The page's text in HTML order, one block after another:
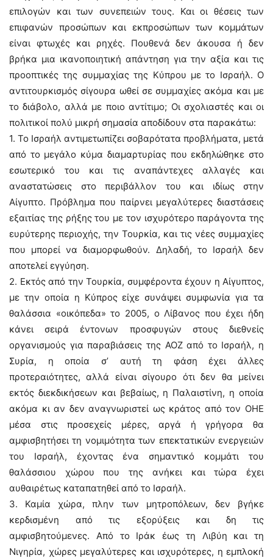
επιλογών και των συνεπειών τους. Και οι θέσεις των
επιφανών προσώπων και εκπροσώπων των κομμάτων
είναι φτωχές και ρηχές. Πουθενά δεν άκουσα ή δεν
βρήκα μια ικανοποιητική απάντηση για την αξία και τις
προοπτικές της συμμαχίας της Κύπρου με το Ισραήλ. Ο
αντιτουρκισμός σίγουρα ωθεί σε συμμαχίες ακόμα και με
το διάβολο, αλλά με ποιο αντίτιμο; Οι σχολιαστές και οι
πολιτικοί πολύ μικρή σημασία αποδίδουν στα παρακάτω:
1. Το Ισραήλ αντιμετωπίζει σοβαρότατα προβλήματα, μετά
από το μεγάλο κύμα διαμαρτυρίας που εκδηλώθηκε στο
εσωτερικό του και τις αναπάντεχες αλλαγές και
αναστατώσεις στο περιβάλλον του και ιδίως στην
Αίγυπτο. Πρόβλημα που παίρνει μεγαλύτερες διαστάσεις
εξαιτίας της ρήξης του με τον ισχυρότερο παράγοντα της
ευρύτερης περιοχής, την Τουρκία, και τις νέες συμμαχίες
που μπορεί να διαμορφωθούν. Δηλαδή, το Ισραήλ δεν
αποτελεί εγγύηση.
2. Εκτός από την Τουρκία, συμφέροντα έχουν η Αίγυπτος,
με την οποία η Κύπρος είχε συνάψει συμφωνία για τα
θαλάσσια «οικόπεδα» το 2005, ο Λίβανος που έχει ήδη
κάνει σειρά έντονων προσφυγών στους διεθνείς
οργανισμούς για παραβιάσεις της ΑΟΖ από το Ισραήλ, η
Συρία, η οποία σ’ αυτή τη φάση έχει άλλες
προτεραιότητες, αλλά είναι σίγουρο ότι δεν θα μείνει
εκτός διεκδικήσεων και βεβαίως, η Παλαιστίνη, η οποία
ακόμα κι αν δεν αναγνωριστεί ως κράτος από τον ΟΗΕ
μέσα στις προσεχείς μέρες, αργά ή γρήγορα θα
αμφισβητήσει τη νομιμότητα των επεκτατικών ενεργειών
του Ισραήλ, έχοντας ένα σημαντικό κομμάτι του
θαλάσσιου χώρου που της ανήκει και τώρα έχει
αυθαιρέτως καταπατηθεί από το Ισραήλ.
3. Καμία χώρα, πλην των μητροπόλεων, δεν βγήκε
κερδισμένη από τις εξορύξεις και δη τις
αμφισβητούμενες. Από το Ιράκ έως τη Λιβύη και τη
Νιγηρία, χώρες μεγαλύτερες και ισχυρότερες, η εμπλοκή